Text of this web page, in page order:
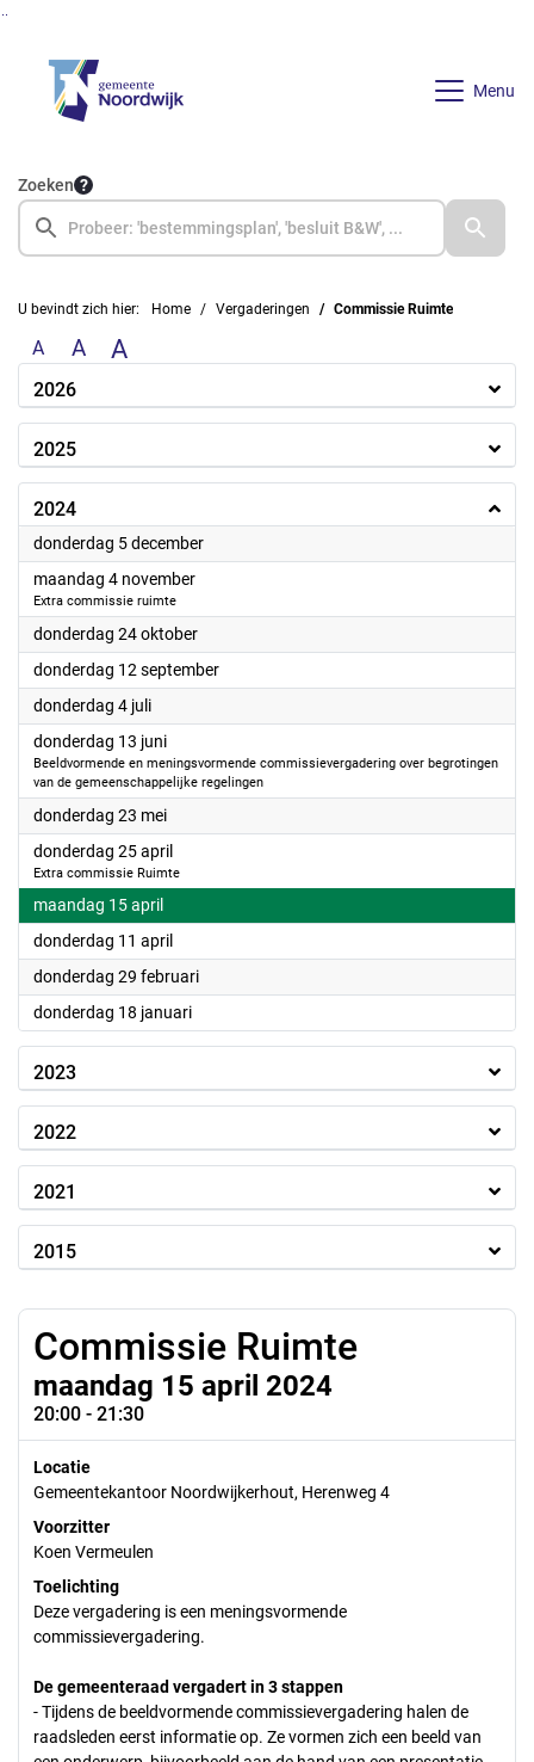
Menu
Zoeken
U bevindt zich hier: Home Vergaderingen Commissie Ruimte
A A A
2026
2025
2024
donderdag 5 december2024
maandag 4 november2024
Extra commissie ruimte
donderdag 24 oktober2024
donderdag 12 september2024
donderdag 4 juli2024
donderdag 13 juni2024
Beeldvormende en meningsvormende commissievergadering over begrotingen
van de gemeenschappelijke regelingen
donderdag 23 mei2024
donderdag 25 april2024
Extra commissie Ruimte
maandag 15 april2024
donderdag 11 april2024
donderdag 29 februari2024
donderdag 18 januari2024
2023
2022
2021
2015
Commissie Ruimte
maandag 15 april 2024
20:00 - 21:30
Locatie
Gemeentekantoor Noordwijkerhout, Herenweg 4
Voorzitter
Koen Vermeulen
Toelichting
Deze vergadering is een meningsvormende
commissievergadering.
De gemeenteraad vergadert in 3 stappen
- Tijdens de beeldvormende commissievergadering halen de
raadsleden eerst informatie op. Ze vormen zich een beeld van